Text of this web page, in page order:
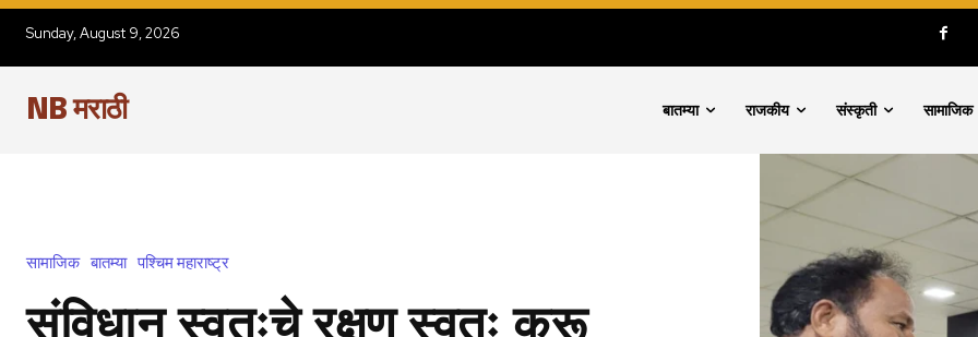
Sunday, August 9, 2026
NB मराठी बातम्या राजकीय संस्कृती सामाजिक
सामाजिक बातम्या पश्चिम महाराष्ट्र